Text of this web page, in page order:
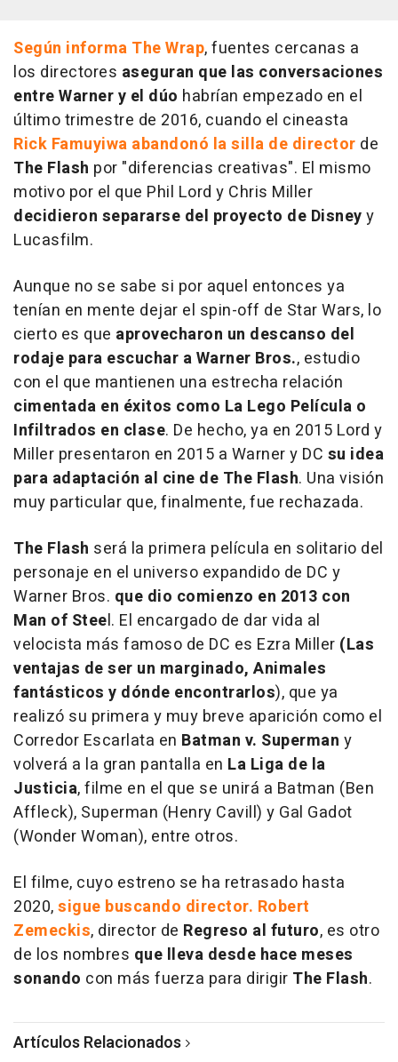
Según informa The Wrap, fuentes cercanas a
los directores aseguran que las conversaciones
entre Warner y el dúo habrían empezado en el
último trimestre de 2016, cuando el cineasta
Rick Famuyiwa abandonó la silla de director de
The Flash por "diferencias creativas". El mismo
motivo por el que Phil Lord y Chris Miller
decidieron separarse del proyecto de Disneyy
Lucasfilm.
Aunque no se sabe si por aquel entonces ya
tenían en mente dejar el spin-off de Star Wars, lo
cierto es que aprovecharon un descanso del
rodaje para escuchar a Warner Bros., estudio
con el que mantienen una estrecha relación
cimentada en éxitos como La Lego Película o
Infiltrados en clase. De hecho, ya en 2015 Lord y
Miller presentaron en 2015 a Warner y DC su idea
para adaptación al cine de The Flash. Una visión
muy particular que, finalmente, fue rechazada.
The Flash será la primera película en solitario del
personaje en el universo expandido de DC y
Warner Bros. que dio comienzo en 2013 con
Man of Steel. El encargado de dar vida al
velocista más famoso de DC es Ezra Miller (Las
ventajas de ser un marginado, Animales
fantásticos y dónde encontrarlos), que ya
realizó su primera y muy breve aparición como el
Corredor Escarlata en Batman v. Superman y
volverá a la gran pantalla en La Liga de la
Justicia, filme en el que se unirá a Batman (Ben
Affleck), Superman (Henry Cavill) y Gal Gadot
(Wonder Woman), entre otros.
El filme, cuyo estreno se ha retrasado hasta
2020,sigue buscando director. Robert
Zemeckis, director de Regreso al futuro, es otro
de los nombres que lleva desde hace meses
sonando con más fuerza para dirigir The Flash.
Artículos Relacionados